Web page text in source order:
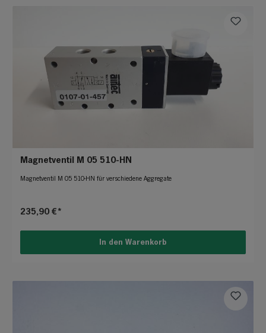
Magnetventil M 05 510-HN
Magnetventil M 05 510-HN für verschiedene Aggregate
235,90 €*
In den Warenkorb